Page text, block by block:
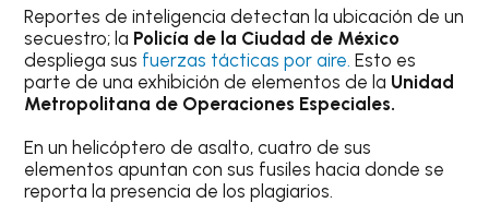
Reportes de inteligencia detectan la ubicación de un
secuestro; la Policía de la Ciudad de México
despliega sus fuerzas tácticas por aire. Esto es
parte de una exhibición de elementos de la Unidad
Metropolitana de Operaciones Especiales.
En un helicóptero de asalto, cuatro de sus
elementos apuntan con sus fusiles hacia donde se
reporta la presencia de los plagiarios.